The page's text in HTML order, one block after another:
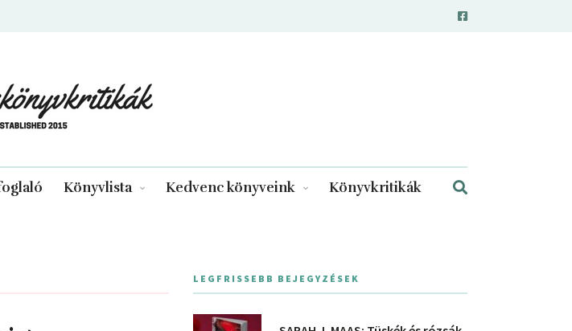
Könyvlista Kedvenc könyveink Könyvkritikák
LEGFRISSEBB BEJEGYZÉSEK